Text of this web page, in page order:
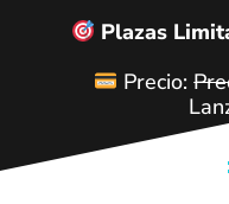
Plazas
Precio: